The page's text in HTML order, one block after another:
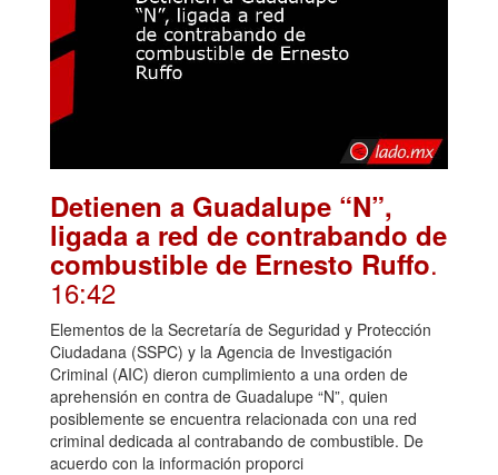
Detienen a Guadalupe “N”,
ligada a red de contrabando de
combustible de Ernesto Ruffo.
16:42
Elementos de la Secretaría de Seguridad y Protección
Ciudadana (SSPC) y la Agencia de Investigación
Criminal (AIC) dieron cumplimiento a una orden de
aprehensión en contra de Guadalupe “N”, quien
posiblemente se encuentra relacionada con una red
criminal dedicada al contrabando de combustible. De
acuerdo con la información proporci